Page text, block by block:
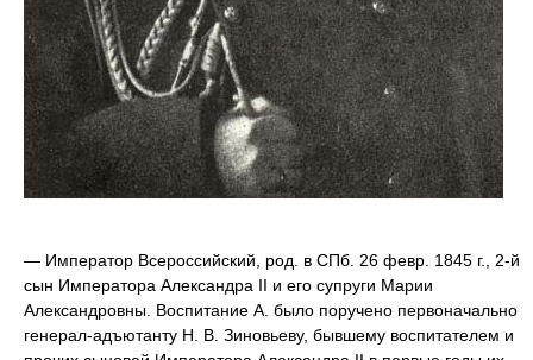
— Император Всероссийский, род. в СПб. 26 февр. 1845 г., 2-й сын Императора Александра II и его супруги Марии Александровны. Воспитание А. было поручено первоначально генерал-адъютанту Н. В. Зиновьеву, бывшему воспитателем и прочих сыновей Императора Александра II в первые годы их детства. С 1860 г. руководство воспитанием Вел. Князей Александра и Владимира перешло к гр. Б. А. Перовскому. Оба воспитателя сумели создать вокруг них здоровую нравственную атмосферу, и А. получил хорошее образование: в числе преподавателей были такие известные ученые, как док. полит, экон. А. И. Чивелев (на нем лежало и общее руководство научн. образованием А.), С. М. Соловьев, Ф. И. Буслаев, Я. К. Грот, И. К. Бабст, К. П. Победоносцев и др. Немалое образовательное значение имели и путешествия А. по России, первое из которых относится к 1866 г. Занятия А. развили в нем большой интерес к живописи и к русской истории: впоследствии он считался выдающимся знатоком русской археологии, в особенности иконографии, под его покровительством образовалось Русское Истор. Общество, председателем которого он состоял с первого дня его деятельности, принимая личное участие в трудах общества и в частности — по изданию Русск. Биографического Словаря. Любовь к изучению родной старины оказала сильное влияние на выработку глубоко национального характера миросозерцания А. — Со дня своего рождения А. был зачислен в списки полков лейб-гвардии: Павловского, затем Преображенского, Гусарского и назначен шефом 12-го гренадерского Астраханского полка. Впоследствии он состоял шефом полков: 2 пех. Софийского, 68 л.-Бородинского, 145 пех. Новочеркасского, 1 л.-драг. Московского, 2 л.-ул. Курляндского, 2 л.-гус. Павлоградского, 3 ул. Смоленского, 15-го драгунского Переяславского и 16 стр. батальона, числился в списках 17-го драгунского Нижегородского полка и, как Наследник Престола, с 1865 г. носил титул Атамана всех казачьих войск. С военной службой и строевыми требованиями А. ознакомился сначала в I кадет. корпусе, а затем в рядах гвардейских частей; теории воен. искусства обучался под руководством преподавателей-специалистов (в числе их был, между проч., М. И. Драгомиров). В 1864 г. А. вместе с Велик. Кн. Владимиром был прикомандирован к Учебному пех. бат. (впоследствии офицерская стрелковая школа), где очень ревностно занимался службой. После этого А. последовательно командовал сперва небольшими строевыми частями, а затем лейб-гвардии Преображенским полком, 1-й гвард. пех. дивизией, гвард. корпусом и, наконец, войсками гвардии и Петерб. воен. округа. Сверх того, А. в период 1866 по 1881 г. состоял вторым шефом полков и частей лейб-гвардии: Преображенского, Семеновского, Измайловского, Егерского, Гренадерского, Павловского, 1-го стрел. Е. В. и 4-го стр. Императ. Фамилии батальонов, Конного, Кирасирского Его Вел., Уланского Его Вел., Казачьего Его Вел., Собственного Его Вел. конвоя, 1-й артил. бригады, 6-й Донской каз. Его Вел. батареи, гвард. кон.-арт. бриг., лейб-гвардии Саперного батальона и Кавалергардского полка. — 12 апреля 1865 г. скончался старший брат А-ра, Наследник Цесаревич Николай Александрович, с которым его связывала очень нежная дружба, общность интересов и постоянный устный и письменный обмен мыслей и впечатлений, — и право на Престол перешло к А. Поставленный лицом к лицу с новой высокой жизненной задачей, А. зиму 1865 г. посвятил дополнению своего образования, слушая лекции К. П. Победоносцева по законоведению и Ф. Г. Тернера по финансовым наукам; 28 окт. 1866 г. он вступил в брак с принцессой Софией-Фредерикой-Дагмарой, дочерью Датского короля Христиана IX, получившей при миропомазании имя Марии Федоровны, которая ранее была невестой Цесаревича Николая Александровича. Облеченный высоким званием Наследника Российского Престола, А. стал также принимать участие в государствен. деятельности, присутствуя при докладах министров Госуд. Императору и состоя членом Государственного Совета. Видную роль сыграл А. в 1867 г. при организации дела общественной и правительственной помощи пострадавшим от неурожая, охватившего большой район. Высшие официальные круги Петербурга, основываясь на тенденциозных докладах губернаторов, преуменьшавших размеры народного бедствия и стремившихся доказать, что "все обстоит благополучно", не допускали огласки и привлечения общества к облегчению участи пострадавших. При содействии председателя Новгородской губерн. земск. упр. Н. А. Качалова, кружок лиц, близких к Аничковскому дворцу, при живом участии А., организовал сбор денежных пожертвований и распределение их по местам. Затем А. исходатайствовал у Александра II-го назначение официальной комиссии для тех же целей, а потом и ассигнование в распоряжение ее из госуд. средств 1 млн. руб. для помощи голодающим. А. был назначен председателем этой комиссии и, благодаря удачному привлечению живых и энергичных общественных деятелей (череповецкого купца Н. А. Милютина и др.), очень успешно выполнил принятую им на себя миссию. — Русско-турецкая война 1877—78 гг. дала возможность А. ознакомиться на практике с военным делом и близко ознакомиться с бытом армии. Боевая деятельность А. представляет значительный военно-исторический интерес. На Цесаревича было возложено командование Рущукским отрядом (нач-к штаба генерал-лейтенант Ванновский), сформированным 22 июня 1887 г. из 12-го (к-р В. Кн. Владимир Александрович) и 13-го (к-р г.-л. Ган) арм. корпусов, силой в 49½ бат., 41 эск. и сот. и 224 оруд. Главнокомандующий поставил А. задачу взять Рущук, овладеть Никополем и, продвинувшись вперед, занять важнейший горный проход через Балканы у Шипки. Во исполнение поставленной цели 10 июля отряд, сосредоточив главные силы на реке Янтре и выдвинув авангард к Обретенику, предпринял было наступательное движение на крепость Рущук, но уже 12 июля события под Плевной вызвали приостановку наступления. Отряду пришлось занять оборонительную позицию по лев. берегу р. Кара-Лома и, вступив в связь с Осман-Базарским отрядом, ограничиться прикрытием от армии Мехмет-Али 120-верст. пространства от Дуная до Елены. Переход турецкой армии в наступление на Шипку и движение Сулеймана-паши на соединение с Мегметом-Али повлекли приказ главнокомандующего Рущукскому отряду встретить армию Мехмета и не допустить ее к дальнейшему движению. Усиленная рекогносцировка, произведенная под непосредственным руководством А., обнаружила сосредоточие значительных сил противника, вследствие чего 14 авг. фронт отряда был перемещен в новом направлении. Медленные и нерешительные действия турец. армии, имевшей в то время значительное превосходство сил, позволили А. сосредоточить оба свои корпуса на небольшом фронте и таким образом обеспечить от восточной армии противника тыл наших войск, расположенных у Плевны. До половины ноября отряд не выходил из оборонительного положения, ограничиваясь упорным сопротивлением всякому движению со стороны турок. 14 нояб. Сулейман-паша, состоявший главнокомандующим восточной армией противника, атаковал части Рущукского отряда (12 корпус), доведенного до 70 тыс. чел.; у Трестеника и Мечки произошел решительный бой, в котором победа досталась войскам Цесаревича. Новая попытка Сулеймана атаковать наш отряд со стороны Рущука была предупреждена в самом начале 26 пех. дивизией (генерал Малахов), нанесшей туркам сильное поражение в бою у Златарицы 24 нояб. 77 г. Для нанесения врагу решительного удара А. хотел обрушиться с главными силами отряда на лев. фланг турецкого расположения у Челнова и Двух Могил, но 30 нояб. турки сами перешли в наступление у Мечки, причем снова были отброшены с большими потерями. Падение Плевны и события на главном театре военных действий позволили Рущукскому отряду покинуть оборонительную линию, и 1 янв. 1878 г. последовал приказ о наступлении отряда по линии Разград, Рущук и Осман-Базар. 13 янв. началось наступление, вызвавшее сначала отход турецкой армии на линию укрепленных городов, а затем и овладение этими пунктами и Силистрией. Высокие боев. отличия: орд. св. Владимира 1 ст. с меч. и св. Георгия 2 ст. и золотая с брил. сабля были наградой А. за его деятельность в период кампании. — После войны А. оказал сильное влияние на ход внутренней политики, принимая живое участие в интимных совещаниях, неоднократно созывавшихся Александром II в 1880—81 гг. для выработки основных положений дальнейшего направления правительственной деятельности и реформы всего государственного строя России. С большим недоброжелательством относился он к представленным Александру II конституционным проектам Вел. Кн. Константина Николаевича и гр. Валуева (дек. 1879 г. — январь 1880 г.), считая всякие стремления к введению народного представительства "столичными бреднями". Взамен этих проектов он настоял (февраль 1880 г.) на противоположном решении — установить временную диктатуру "одного ответственного пред Государем руководителя" всей внутренней политики, для усиления власти и объединения правительственной деятельности в борьбе с крамолой, так как, по его мнению, "главное зло заключалось в отсутствии солидарности ведомств и внутреннем разладе их между собой". Придворные круги прочили в диктаторы самого А., как инициатора этой идеи, но, как известно, председателем верховной распорядительной комиссии был назначен гр. Лорис-Меликов, политика которого — знаменитая "диктатура сердца" — не встретила сочувствия А. Тем не менее, в янв. и фев. 1881 г., при обсуждении составленного Лорис-Меликовым проекта введения в России, хотя и в самых скромных размерах, народного представительства, А. отнесся к этой идее уже более доброжелательно и принял участие в разработке основных положений реформы. 1 мар. 1881 г. А. стал Императором. Ему предстояло два пути: или принять утвержденный Александром II (17 февр. 1881 г.) план привлечения к государственному строительству выборных представителей, или же идти по старому пути неограниченного самодержавия. После долгих колебаний (мар. и апр. 1881 г.), под решительным влиянием К. П. Победоносцева и М. Н. Каткова, А. III остановился на последнем решении, что вполне соответствовало его ли